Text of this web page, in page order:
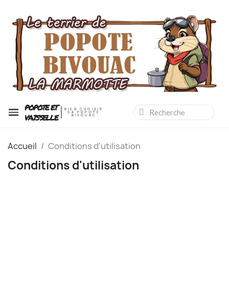
POPOTE ET
VAISSELLE
BIEN CHOISIR
SA POPOTE
BIVOUAC
Accueil Conditions d'utilisation
Conditions d'utilisation